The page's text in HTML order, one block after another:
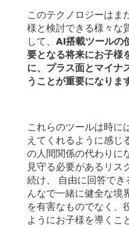
このテクノロジーはま
様と検討できる様々な
して、 AI搭載ツールの
要となる将来にお子様
に、プラス面とマイナ
うことが重要になりま
これらのツールは時に
えてくれるように感じ
の人間関係の代わりに
見守る必要があるリス
続け、 自由に回答で
んなで一緒に健全な境
を有害なものでなく、
ようにお子様を導くこ